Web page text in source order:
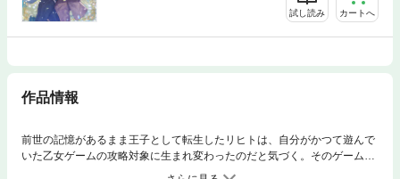
試し読み カートへ
作品情報
前世の記憶があるまま王子として転生したリヒトは、自分がかつて遊んで
いた乙女ゲームの攻略対象に生まれ変わったのだと気づく。そのゲームに
は一人だけ、ヒロインがどんなルートを辿っても悲惨な未来が待ってい